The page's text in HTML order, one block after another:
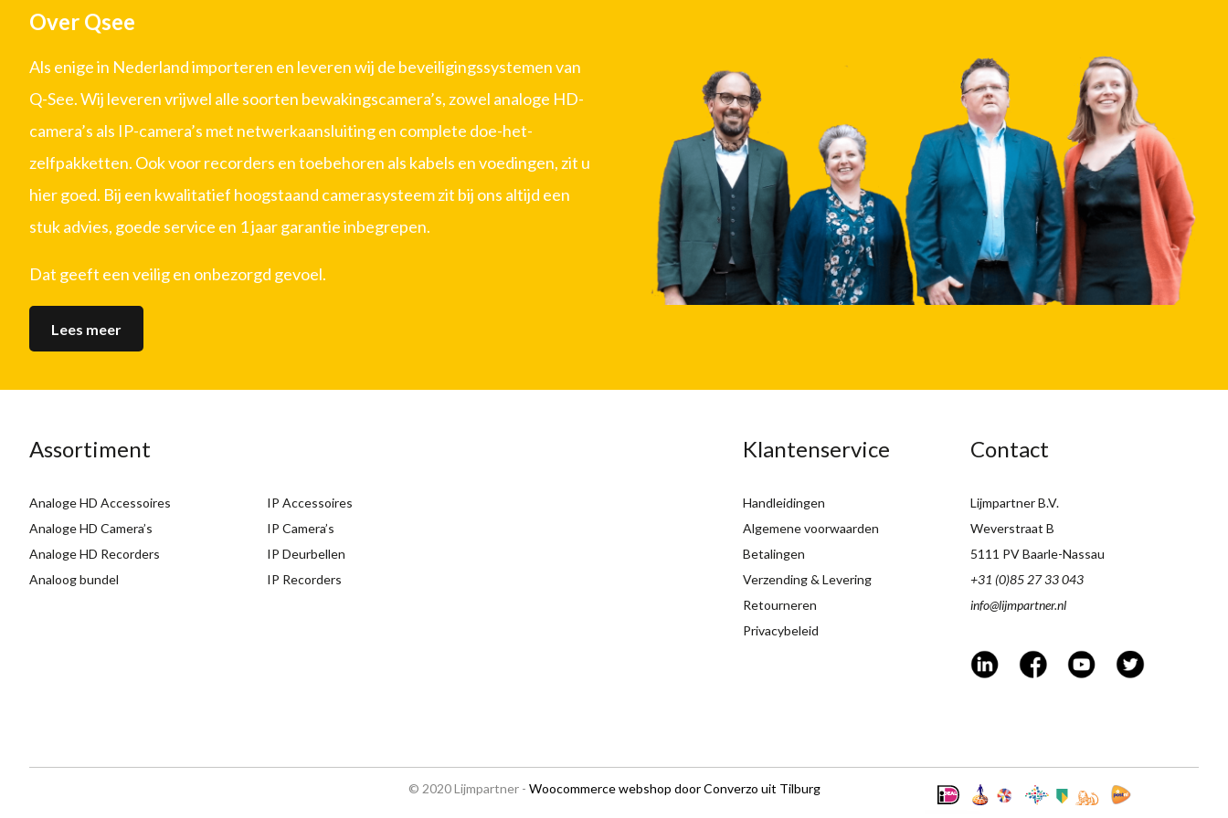
Over Qsee
Als enige in Nederland importeren en leveren wij de beveiligingssystemen van
Q-See. Wij leveren vrijwel alle soorten bewakingscamera’s, zowel analoge HD-
camera’s als IP-camera’s met netwerkaansluiting en complete doe-het-
zelfpakketten. Ook voor recorders en toebehoren als kabels en voedingen, zit u
hier goed. Bij een kwalitatief hoogstaand camerasysteem zit bij ons altijd een
stuk advies, goede service en 1 jaar garantie inbegrepen.
Dat geeft een veilig en onbezorgd gevoel.
Lees meer
Assortiment
Analoge HD Accessoires
Analoge HD Camera’s
Analoge HD Recorders
Analoog bundel
IP Accessoires
IP Camera’s
IP Deurbellen
IP Recorders
Klantenservice
Handleidingen
Algemene voorwaarden
Betalingen
Verzending & Levering
Retourneren
Privacybeleid
Contact
Lijmpartner B.V.
Weverstraat B
5111 PV Baarle-Nassau
+31 (0)85 27 33 043
info@lijmpartner.nl
© 2020 Lijmpartner - Woocommerce webshop door Converzo uit Tilburg